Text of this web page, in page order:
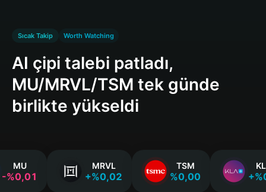
Sıcak Takip Worth Watching
AI çipi talebi patladı,
MU/MRVL/TSM tek günde
birlikte yükseldi
MU
-%0,01
MRVL
+%0,02
TSM
%0,00